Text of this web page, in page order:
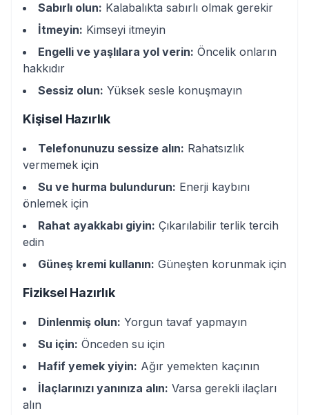
Sabırlı olun: Kalabalıkta sabırlı olmak gerekir
İtmeyin: Kimseyi itmeyin
Engelli ve yaşlılara yol verin: Öncelik onların
hakkıdır
Sessiz olun: Yüksek sesle konuşmayın
Kişisel Hazırlık
Telefonunuzu sessize alın: Rahatsızlık
vermemek için
Su ve hurma bulundurun: Enerji kaybını
önlemek için
Rahat ayakkabı giyin: Çıkarılabilir terlik tercih
edin
Güneş kremi kullanın: Güneşten korunmak için
Fiziksel Hazırlık
Dinlenmiş olun: Yorgun tavaf yapmayın
Su için: Önceden su için
Hafif yemek yiyin: Ağır yemekten kaçının
İlaçlarınızı yanınıza alın: Varsa gerekli ilaçları
alın